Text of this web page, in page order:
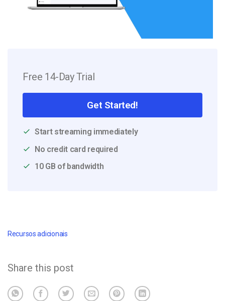
Free 14-Day Trial
Get Started!
Start streaming immediately
No credit card required
10 GB of bandwidth
Recursos adicionais
Share this post